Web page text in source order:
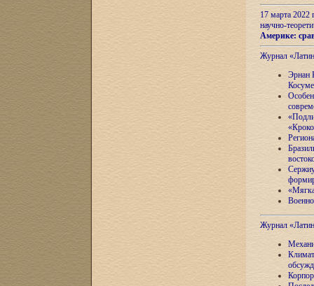
17 марта 2022
научно-
Америке:
Журнал
Эрнан
Журнал